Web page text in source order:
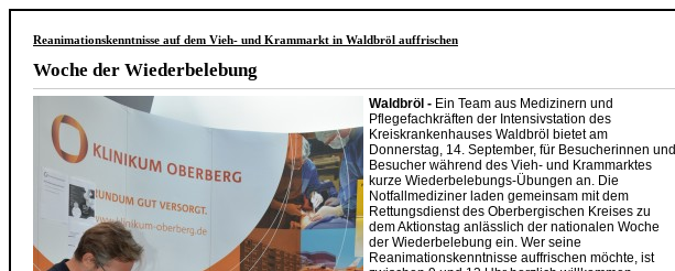
Reanimationskenntnisse auf dem Vieh- und Krammarkt in Waldbröl auffrischen
Woche der Wiederbelebung
Waldbröl - Ein Team aus Medizinern und
Pflegefachkräften der Intensivstation des
Kreiskrankenhauses Waldbröl bietet am
Donnerstag, 14. September, für Besucherinnen und
Besucher während des Vieh- und Krammarktes
kurze Wiederbelebungs-Übungen an. Die
Notfallmediziner laden gemeinsam mit dem
Rettungsdienst des Oberbergischen Kreises zu
dem Aktionstag anlässlich der nationalen Woche
der Wiederbelebung ein. Wer seine
Reanimationskenntnisse auffrischen möchte, ist